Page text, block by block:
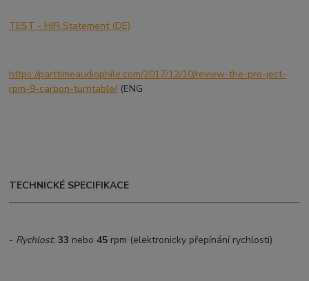
TEST - HIFI Statement (DE)
https://parttimeaudiophile.com/2017/12/10/review-the-pro-ject-
rpm-9-carbon-turntable/ (ENG
TECHNICKÉ SPECIFIKACE
- Rychlost:33 nebo45 rpm (elektronicky přepínání rychlosti)